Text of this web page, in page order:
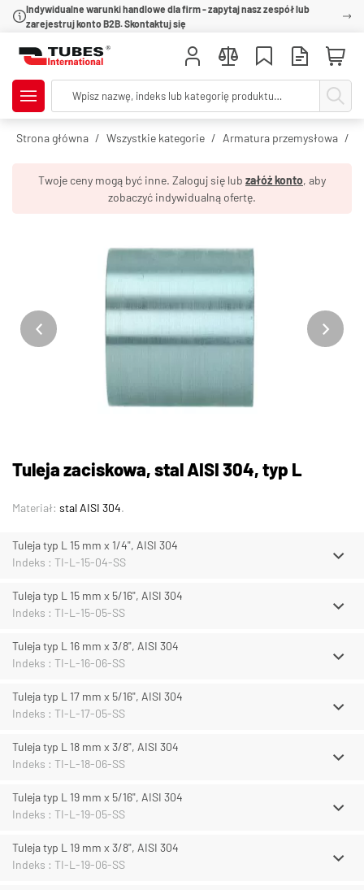
Indywidualne warunki handlowe dla firm - zapytaj nasz zespół lub
zarejestruj konto B2B. Skontaktuj się
Strona główna Wszystkie kategorie Armatura przemysłowa
Twoje ceny mogą być inne. Zaloguj się lub załóż konto, aby
zobaczyć indywidualną ofertę.
Tuleja zaciskowa, stal AISI 304, typ L
Materiał: stal AISI 304.
Tuleja typ L 15 mm x 1/4", AISI 304
Indeks : TI-L-15-04-SS
Tuleja typ L 15 mm x 5/16", AISI 304
Indeks : TI-L-15-05-SS
Tuleja typ L 16 mm x 3/8", AISI 304
Indeks : TI-L-16-06-SS
Tuleja typ L 17 mm x 5/16", AISI 304
Indeks : TI-L-17-05-SS
Tuleja typ L 18 mm x 3/8", AISI 304
Indeks : TI-L-18-06-SS
Tuleja typ L 19 mm x 5/16", AISI 304
Indeks : TI-L-19-05-SS
Tuleja typ L 19 mm x 3/8", AISI 304
Indeks : TI-L-19-06-SS